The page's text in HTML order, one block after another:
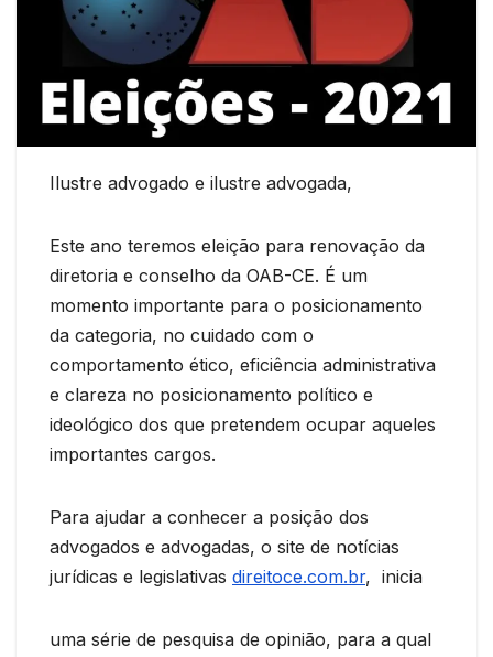
Ilustre advogado e ilustre advogada,
Este ano teremos eleição para renovação da
diretoria e conselho da OAB-CE. É um
momento importante para o posicionamento
da categoria, no cuidado com o
comportamento ético, eficiência administrativa
e clareza no posicionamento político e
ideológico dos que pretendem ocupar aqueles
importantes cargos.
Para ajudar a conhecer a posição dos
advogados e advogadas, o site de notícias
jurídicas e legislativas direitoce.com.br, inicia
uma série de pesquisa de opinião, para a qual